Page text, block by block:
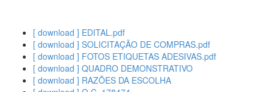
[ download ] EDITAL.pdf
[ download ] SOLICITAÇÃO DE COMPRAS.pdf
[ download ] FOTOS ETIQUETAS ADESIVAS.pdf
[ download ] QUADRO DEMONSTRATIVO
[ download ] RAZÕES DA ESCOLHA